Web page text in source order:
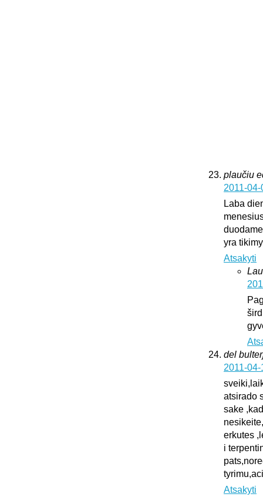
plaučiu
2011-
Laba
yra
Atsakyti
del
2011-
atsirado
sake
erkutes
i
Atsakyti